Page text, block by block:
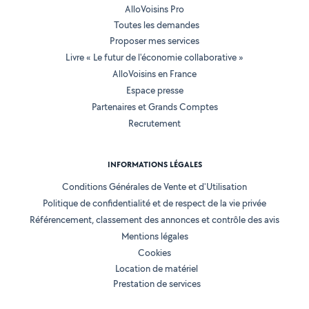
AlloVoisins Pro
Toutes les demandes
Proposer mes services
Livre « Le futur de l'économie collaborative »
AlloVoisins en France
Espace presse
Partenaires et Grands Comptes
Recrutement
INFORMATIONS LÉGALES
Conditions Générales de Vente et d'Utilisation
Politique de confidentialité et de respect de la vie privée
Référencement, classement des annonces et contrôle des avis
Mentions légales
Cookies
Location de matériel
Prestation de services